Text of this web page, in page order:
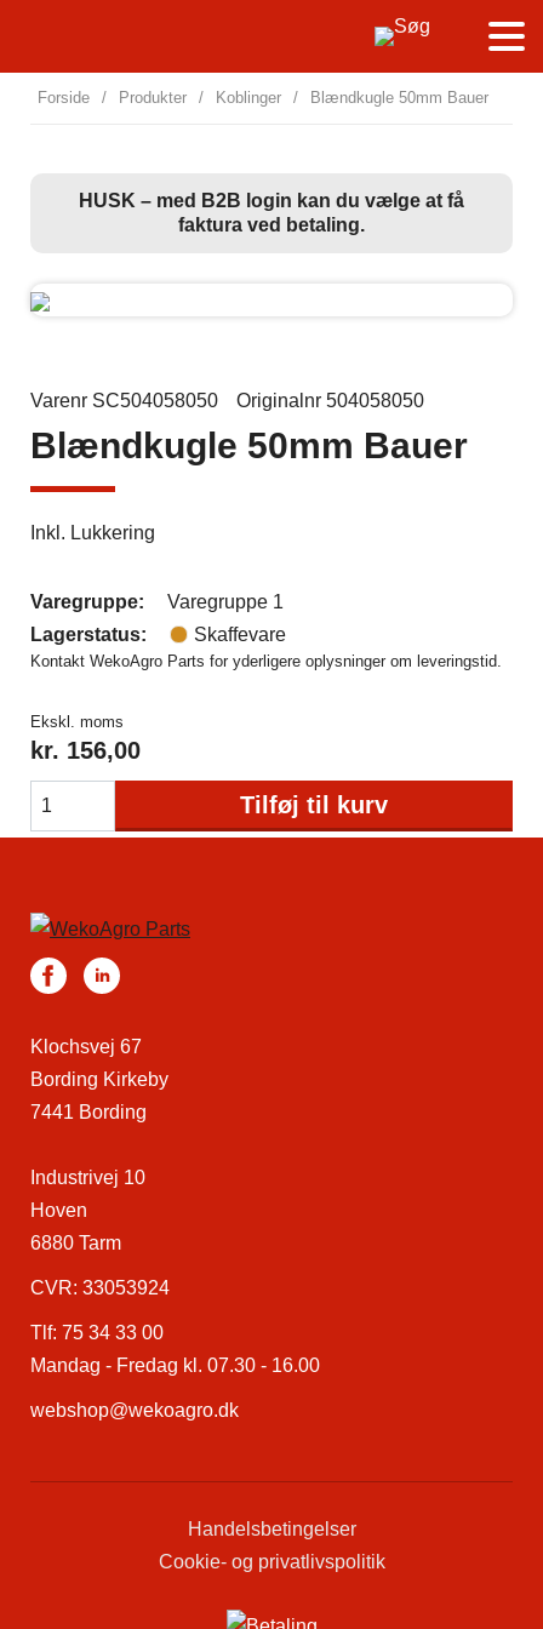
Forside / Produkter / Koblinger / Blændkugle 50mm Bauer
HUSK – med B2B login kan du vælge at få
faktura ved betaling.
Varenr SC504058050 Originalnr 504058050
Blændkugle 50mm Bauer
Inkl. Lukkering
Varegruppe:
Varegruppe 1
Lagerstatus:
Skaffevare
Kontakt WekoAgro Parts for yderligere oplysninger om leveringstid.
Ekskl. moms
kr. 156,00
Tilføj til kurv
Klochsvej 67
Bording Kirkeby
7441 Bording
Industrivej 10
Hoven
6880 Tarm
CVR: 33053924
Tlf: 75 34 33 00
Mandag - Fredag kl. 07.30 - 16.00
webshop@wekoagro.dk
Handelsbetingelser
Cookie- og privatlivspolitik